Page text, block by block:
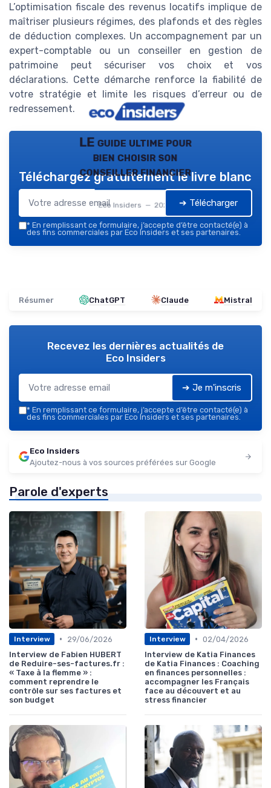
L’optimisation fiscale des revenus locatifs implique de
maîtriser plusieurs régimes, des plafonds et des règles
de déduction complexes. Un accompagnement par un
expert-comptable ou un conseiller en gestion de
patrimoine peut sécuriser vos choix et vos
déclarations. Cette démarche renforce la fiabilité de
votre stratégie et limite les risques d’erreur ou de
redressement.
LE guide ultime pour
bien choisir son
conseiller financier
Eco Insiders — 2026
Téléchargez gratuitement le livre blanc
➔ Télécharger
* En remplissant ce formulaire, j’accepte d’être contacté(e) à
des fins commerciales par Eco Insiders et ses partenaires.
Résumer ChatGPT Claude Mistral
Recevez les dernières actualités de
Eco Insiders
➔ Je m'inscris
* En remplissant ce formulaire, j’accepte d’être contacté(e) à
des fins commerciales par Eco Insiders et ses partenaires.
Eco Insiders
Ajoutez-nous à vos sources préférées sur Google
Parole d'experts
Interview •
29/06/2026
Interview de Fabien HUBERT
de Reduire-ses-factures.fr :
« Taxe à la flemme » :
comment reprendre le
contrôle sur ses factures et
son budget
Interview • 02/04/2026
Interview de Katia Finances
de Katia Finances : Coaching
en finances personnelles :
accompagner les Français
face au découvert et au
stress financier